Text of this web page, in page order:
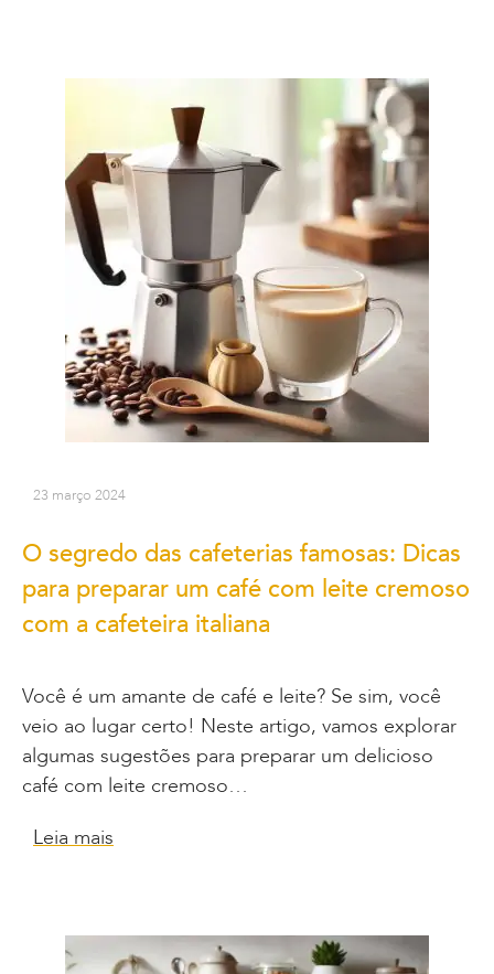
23 março 2024
O segredo das cafeterias famosas: Dicas
para preparar um café com leite cremoso
com a cafeteira italiana
Você é um amante de café e leite? Se sim, você
veio ao lugar certo! Neste artigo, vamos explorar
algumas sugestões para preparar um delicioso
café com leite cremoso…
Leia mais